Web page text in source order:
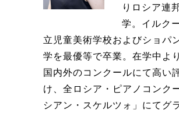
りロシア連
学。イルク
立児童美術学校およびショパ
学を最優等で卒業。在学中よ
国内外のコンクールにて高い
け、全ロシア・ピアノコンク
シアン・スケルツォ」にてグ